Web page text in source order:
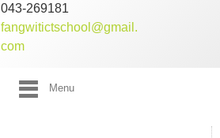
043-269181
fangwitictschool@gmail.
com
Menu